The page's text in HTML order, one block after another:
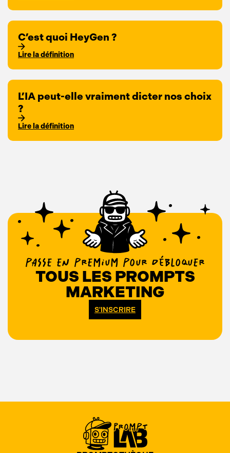
C’est quoi HeyGen ?
Lire la définition
L’IA peut-elle vraiment dicter nos choix
?
Lire la définition
PASSE EN PREMIUM POUR DÉBLOQUER
TOUS LES PROMPTS
MARKETING
S'INSCRIRE